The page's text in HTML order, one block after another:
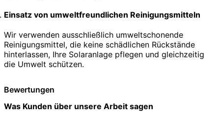
Einsatz von umweltfreundlichen Reinigungsmitteln
Wir verwenden ausschließlich umweltschonende
Reinigungsmittel, die keine schädlichen Rückstände
hinterlassen, Ihre Solaranlage pflegen und gleichzeitig
die Umwelt schützen.
Bewertungen
Was Kunden über unsere Arbeit sagen